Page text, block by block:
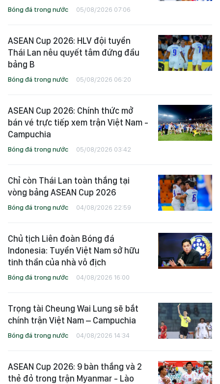
Bóng đá trong nước 05/08/2026 07:06
ASEAN Cup 2026: HLV đội tuyển
Thái Lan nêu quyết tâm đứng đầu
bảng B
Bóng đá trong nước 05/08/2026 06:20
ASEAN Cup 2026: Chính thức mở
bán vé trực tiếp xem trận Việt Nam -
Campuchia
Bóng đá trong nước 05/08/2026 03:42
Chỉ còn Thái Lan toàn thắng tại
vòng bảng ASEAN Cup 2026
Bóng đá trong nước 04/08/2026 22:59
Chủ tịch Liên đoàn Bóng đá
Indonesia: Tuyển Việt Nam sở hữu
tinh thần của nhà vô địch
Bóng đá trong nước 04/08/2026 16:00
Trọng tài Cheung Wai Lung sẽ bắt
chính trận Việt Nam – Campuchia
Bóng đá trong nước 04/08/2026 14:34
ASEAN Cup 2026: 9 bàn thắng và 2
thẻ đỏ trong trận Myanmar - Lào